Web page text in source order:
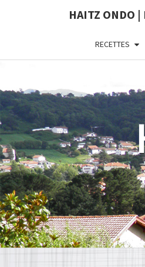
HAITZ ONDO |
RECETTES